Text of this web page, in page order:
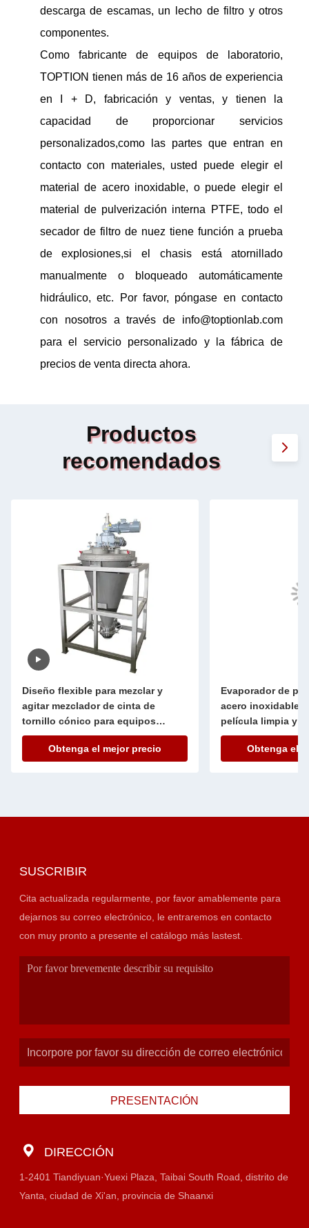
descarga de escamas, un lecho de filtro y otros
componentes.
Como fabricante de equipos de laboratorio,
TOPTION tienen más de 16 años de experiencia
en I + D, fabricación y ventas, y tienen la
capacidad de proporcionar servicios
personalizados,como las partes que entran en
contacto con materiales, usted puede elegir el
material de acero inoxidable, o puede elegir el
material de pulverización interna PTFE, todo el
secador de filtro de nuez tiene función a prueba
de explosiones,si el chasis está atornillado
manualmente o bloqueado automáticamente
hidráulico, etc. Por favor, póngase en contacto
con nosotros a través de info@toptionlab.com
para el servicio personalizado y la fábrica de
precios de venta directa ahora.
Productos
recomendados
Diseño flexible para mezclar y
agitar mezclador de cinta de
tornillo cónico para equipos
generales de laboratorio
Obtenga el mejor precio
Evaporador de
acero inoxidable
película limpia y
bomba
Obtenga el
SUSCRIBIR
Cita actualizada regularmente, por favor amablemente para
dejarnos su correo electrónico, le entraremos en contacto
con muy pronto a presente el catálogo más lastest.
PRESENTACIÓN
DIRECCIÓN
1-2401 Tiandiyuan·Yuexi Plaza, Taibai South Road, distrito de
Yanta, ciudad de Xi'an, provincia de Shaanxi